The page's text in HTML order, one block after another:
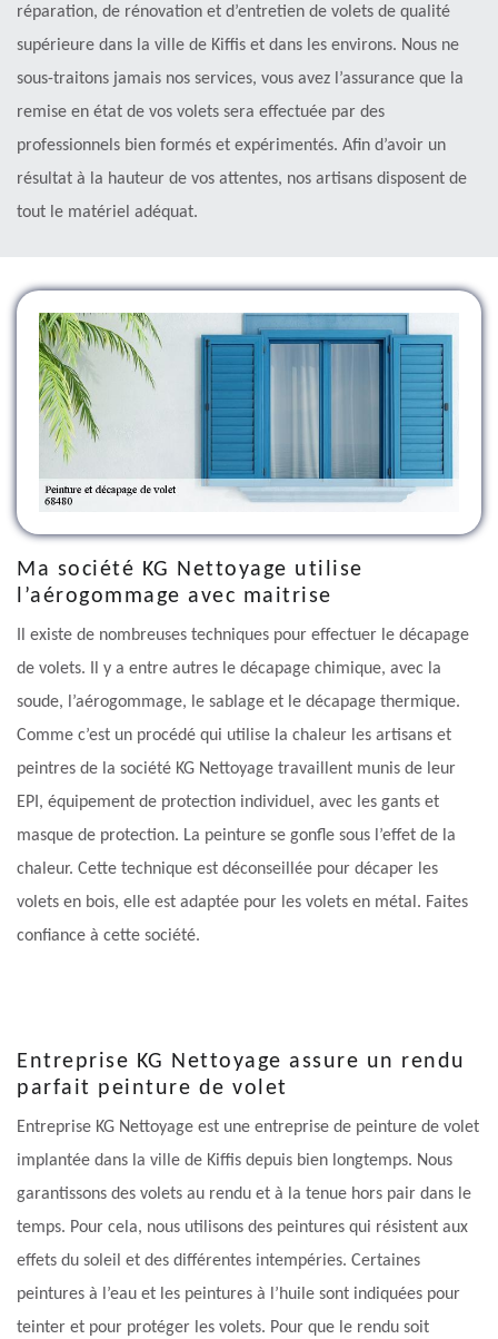
réparation, de rénovation et d’entretien de volets de qualité
supérieure dans la ville de Kiffis et dans les environs. Nous ne
sous-traitons jamais nos services, vous avez l’assurance que la
remise en état de vos volets sera effectuée par des
professionnels bien formés et expérimentés. Afin d’avoir un
résultat à la hauteur de vos attentes, nos artisans disposent de
tout le matériel adéquat.
Ma société KG Nettoyage utilise
l’aérogommage avec maitrise
Il existe de nombreuses techniques pour effectuer le décapage
de volets. Il y a entre autres le décapage chimique, avec la
soude, l’aérogommage, le sablage et le décapage thermique.
Comme c’est un procédé qui utilise la chaleur les artisans et
peintres de la société KG Nettoyage travaillent munis de leur
EPI, équipement de protection individuel, avec les gants et
masque de protection. La peinture se gonfle sous l’effet de la
chaleur. Cette technique est déconseillée pour décaper les
volets en bois, elle est adaptée pour les volets en métal. Faites
confiance à cette société.
Entreprise KG Nettoyage assure un rendu
parfait peinture de volet
Entreprise KG Nettoyage est une entreprise de peinture de volet
implantée dans la ville de Kiffis depuis bien longtemps. Nous
garantissons des volets au rendu et à la tenue hors pair dans le
temps. Pour cela, nous utilisons des peintures qui résistent aux
effets du soleil et des différentes intempéries. Certaines
peintures à l’eau et les peintures à l’huile sont indiquées pour
teinter et pour protéger les volets. Pour que le rendu soit